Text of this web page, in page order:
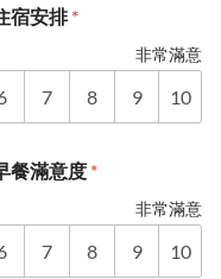
宿安排*
非常滿意
7 8 9 10
餐滿意度 *
非常滿意
7 8 9 10